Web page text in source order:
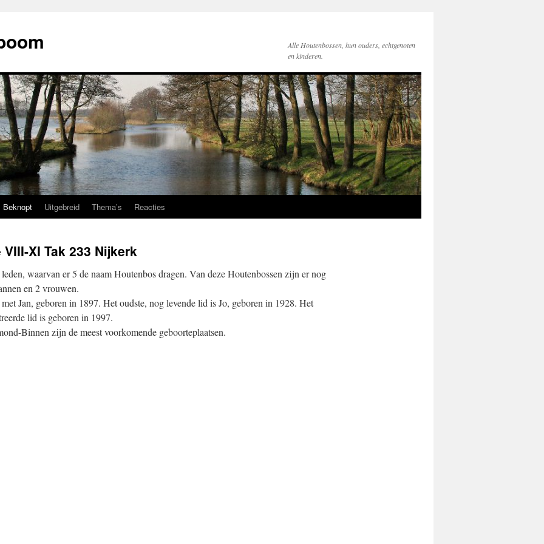
Alle Houtenbossen, hun ouders, echtgenoten
en kinderen.
Beknopt Uitgebreid Thema’s Reacties
XI Tak 233 Nijkerk
waarvan er 5 de naam Houtenbos dragen. Van deze Houtenbossen zijn er nog
en 2 vrouwen.
Jan, geboren in 1897. Het oudste, nog levende lid is Jo, geboren in 1928. Het
lid is geboren in 1997.
Binnen zijn de meest voorkomende geboorteplaatsen.